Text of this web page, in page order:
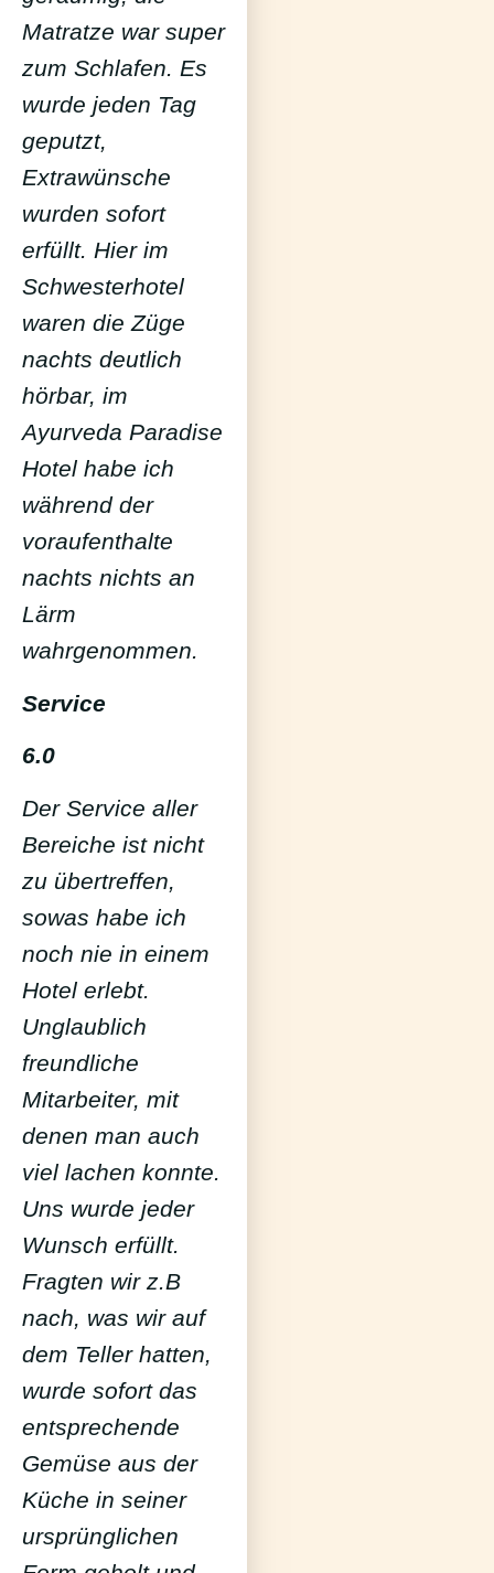
Matratze war super
zum Schlafen. Es
wurde jeden Tag
geputzt,
Extrawünsche
wurden sofort
erfüllt. Hier im
Schwesterhotel
waren die Züge
nachts deutlich
hörbar, im
Ayurveda Paradise
Hotel habe ich
während der
voraufenthalte
nachts nichts an
Lärm
wahrgenommen.
Service
6.0
Der Service aller
Bereiche ist nicht
zu übertreffen,
sowas habe ich
noch nie in einem
Hotel erlebt.
Unglaublich
freundliche
Mitarbeiter, mit
denen man auch
viel lachen konnte.
Uns wurde jeder
Wunsch erfüllt.
Fragten wir z.B
nach, was wir auf
dem Teller hatten,
wurde sofort das
entsprechende
Gemüse aus der
Küche in seiner
ursprünglichen